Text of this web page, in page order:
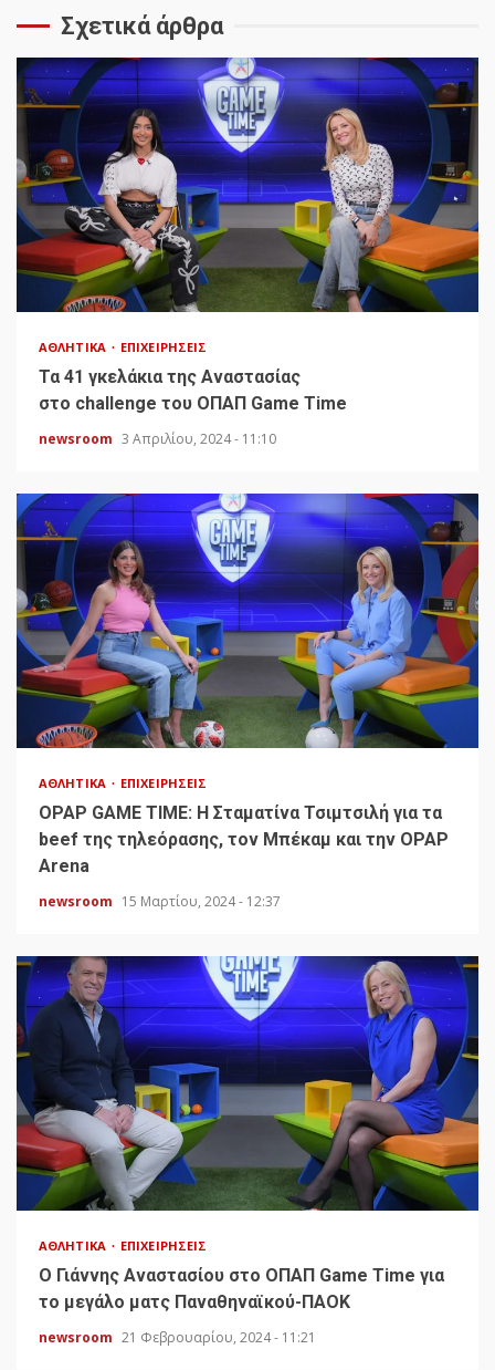
Σχετικά άρθρα
ΑΘΛΗΤΙΚΆ ΕΠΙΧΕΙΡΉΣΕΙΣ
Τα 41 γκελάκια της Αναστασίας
στο challenge του ΟΠΑΠ Game Time
newsroom 3 Απριλίου, 2024 - 11:10
ΑΘΛΗΤΙΚΆ ΕΠΙΧΕΙΡΉΣΕΙΣ
OPAP GAME TIME: Η Σταματίνα Τσιμτσιλή για τα
beef της τηλεόρασης, τον Μπέκαμ και την OPAP
Arena
newsroom 15 Μαρτίου, 2024 - 12:37
ΑΘΛΗΤΙΚΆ ΕΠΙΧΕΙΡΉΣΕΙΣ
O Γιάννης Αναστασίου στο ΟΠΑΠ Game Time για
το μεγάλο ματς Παναθηναϊκού-ΠΑΟΚ
newsroom 21 Φεβρουαρίου, 2024 - 11:21